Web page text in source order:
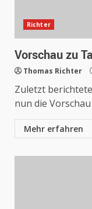
Richter
Vorschau zu
Thomas Richter
Zuletzt
nun die
Mehr erfahren